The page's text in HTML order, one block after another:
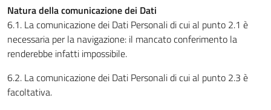
Natura della comunicazione dei Dati
6.1. La comunicazione dei Dati Personali di cui al punto 2.1 è
necessaria per la navigazione: il mancato conferimento la
renderebbe infatti impossibile.
6.2. La comunicazione dei Dati Personali di cui al punto 2.3 è
facoltativa.